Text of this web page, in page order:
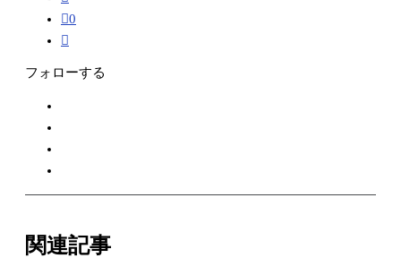
0
フォローする
関連記事